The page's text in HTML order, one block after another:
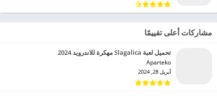
مشاركات أعلى تقييمًا
تحميل لعبة Slagalica مهكرة للاندرويد 2024
Aparteko‏
أبريل 28, 2024